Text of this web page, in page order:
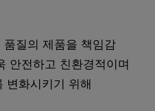
질의 제품을 책임감
안전하고 친환경적이며
변화시키기 위해